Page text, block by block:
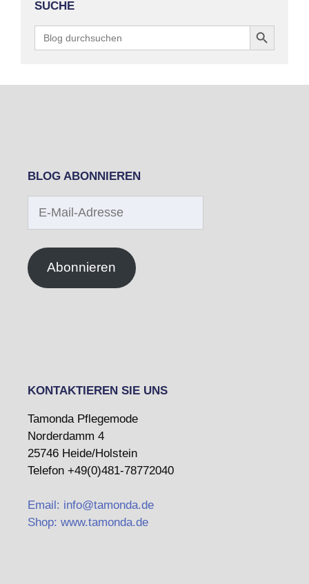
SUCHE
Search
for:
Search Button
BLOG ABONNIEREN
Mail-
Abonnieren
KONTAKTIEREN SIE UNS
Tamonda Pflegemode
Norderdamm 4
25746 Heide/Holstein
Telefon +49(0)481-78772040
Email: info@tamonda.de
Shop: www.tamonda.de